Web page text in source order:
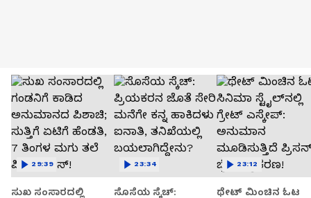
ಸುಖ ಸಂಸಾರದಲ್ಲಿ
29:39
ಸೊಸೆಯ ಸ್ಕೆಚ್:
23:34
ಥೇಟ್​​ ಮಿಂಚಿನ ಓಟ
23:12